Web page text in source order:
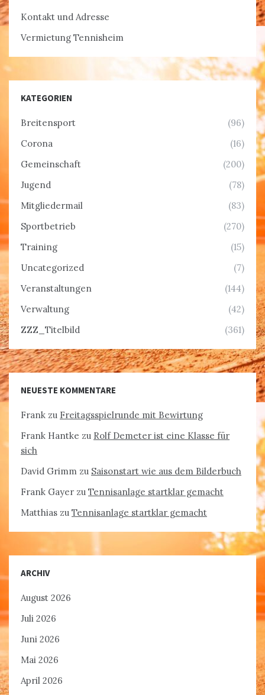
Kontakt und Adresse
Vermietung Tennisheim
KATEGORIEN
Breitensport
(96)
Corona
(16)
Gemeinschaft
(200)
Jugend
(78)
Mitgliedermail
(83)
Sportbetrieb
(270)
Training
(15)
Uncategorized
(7)
Veranstaltungen
(144)
Verwaltung
(42)
ZZZ_Titelbild
(361)
NEUESTE KOMMENTARE
Frank zu Freitagsspielrunde mit Bewirtung
Frank Hantke zu Rolf Demeter ist eine Klasse für
sich
David Grimm zu Saisonstart wie aus dem Bilderbuch
Frank Gayer zu Tennisanlage startklar gemacht
Matthias zu Tennisanlage startklar gemacht
ARCHIV
August 2026
Juli 2026
Juni 2026
Mai 2026
April 2026